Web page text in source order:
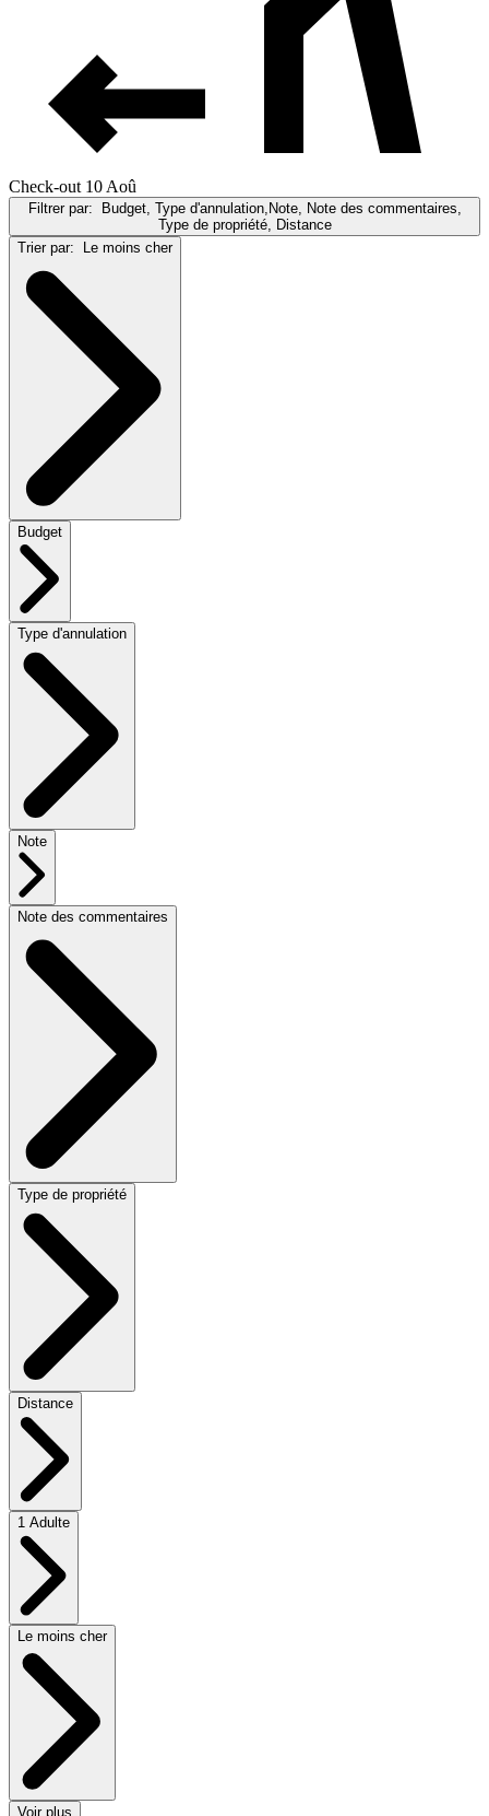
Check-out 10 Aoû
Filtrer par: Budget, Type d'annulation,Note, Note des commentaires,
Type de propriété, Distance
Trier par: Le moins cher
Budget
Type d'annulation
Note
Note des commentaires
Type de propriété
Distance
1 Adulte
Le moins cher
Voir plus